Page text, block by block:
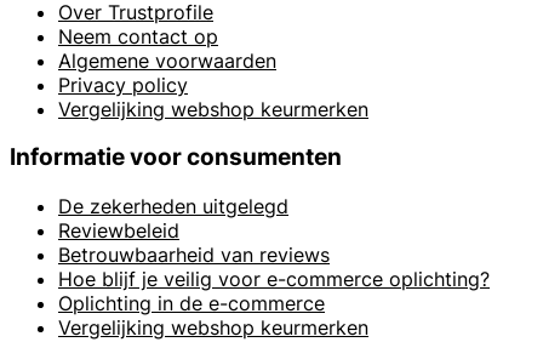
Over Trustprofile
Neem contact op
Algemene voorwaarden
Privacy policy
Vergelijking webshop keurmerken
Informatie voor consumenten
De zekerheden uitgelegd
Reviewbeleid
Betrouwbaarheid van reviews
Hoe blijf je veilig voor e-commerce oplichting?
Oplichting in de e-commerce
Vergelijking webshop keurmerken